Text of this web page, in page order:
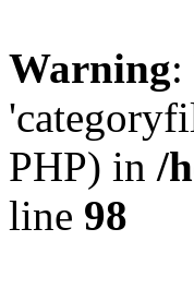
Warning:
PHP) in /
line 98